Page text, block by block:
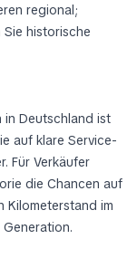
regional;
historische
in Deutschland ist
auf klare Service-
Für Verkäufer
die Chancen auf
Kilometerstand im